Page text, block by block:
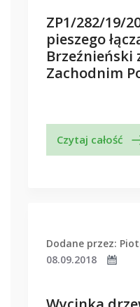
ZP1/282/19/
pieszego
Brzeźnieński
Zachodnim
Czytaj całość
Dodane przez:
08.09.2018